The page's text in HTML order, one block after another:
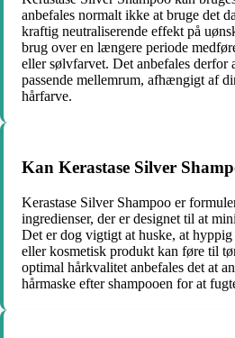
anbefales normalt ikke at bruge det
kraftig neutraliserende effekt på
brug over en længere periode
eller sølvfarvet. Det anbefales derfor
passende mellemrum, afhængigt af
hårfarve.
Kan Kerastase Silver
Kerastase Silver Shampoo er
ingredienser, der er designet til at
Det er dog vigtigt at huske, at
eller kosmetisk produkt kan føre til
optimal hårkvalitet anbefales det at
hårmaske efter shampooen for at